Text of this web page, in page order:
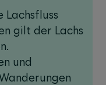
Lachsfluss
gilt der Lachs
und